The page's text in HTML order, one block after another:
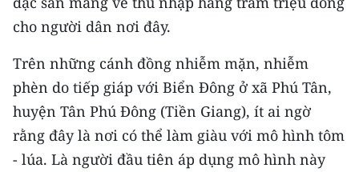
NHÂN DÂN CUỐI TUẦN
NHÂN DÂN HẰNG THÁNG
MUA BÁO
ĐỌC BÁO IN
cho người dân nơi đây.
Trên những cánh đồng nhiễm mặn, nhiễm
phèn do tiếp giáp với Biển Đông ở xã Phú Tân,
huyện Tân Phú Đông (Tiền Giang), ít ai ngờ
rằng đây là nơi có thể làm giàu với mô hình tôm
- lúa. Là người đầu tiên áp dụng mô hình này